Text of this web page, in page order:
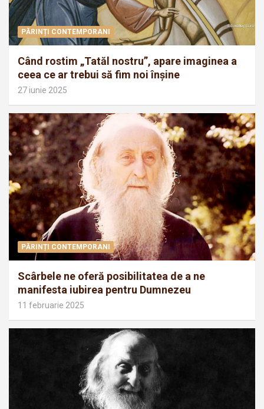
PĂRINȚI CONTEMPORANI
Când rostim „Tatăl nostru”, apare imaginea a
ceea ce ar trebui să fim noi înșine
27 iunie 2025
PĂRINȚI CONTEMPORANI
Scârbele ne oferă posibilitatea de a ne
manifesta iubirea pentru Dumnezeu
11 februarie 2025